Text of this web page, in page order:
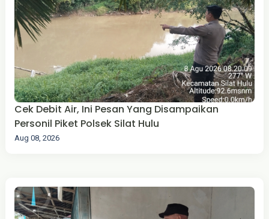
Cek Debit Air, Ini Pesan Yang Disampaikan
Personil Piket Polsek Silat Hulu
Aug 08, 2026